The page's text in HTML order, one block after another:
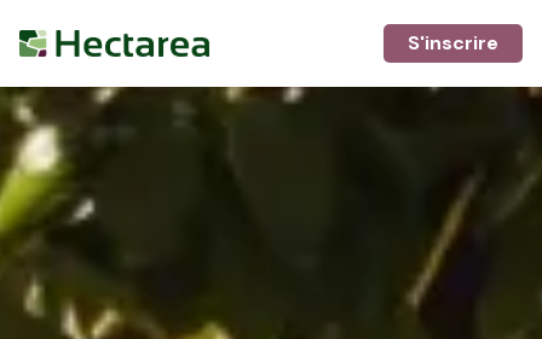
S'inscrire